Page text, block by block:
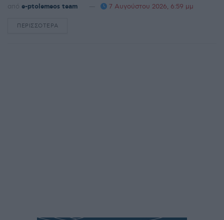
από e-ptolemeos team 7 Αυγούστου 2026, 6:59 μμ
ΠΕΡΙΣΣΌΤΕΡΑ